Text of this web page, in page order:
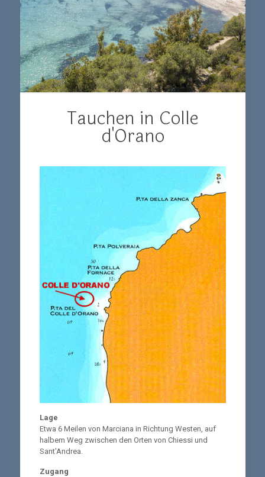
Tauchen in Colle
d'Orano
Lage
Etwa 6 Meilen von Marciana in Richtung Westen, auf
halbem Weg zwischen den Orten von Chiessi und
Sant'Andrea.
Zugang